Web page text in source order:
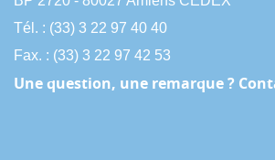
Tél. : (33) 3 22 97 40 40
Fax. : (33) 3 22 97 42 53
Une question, une remarque ?